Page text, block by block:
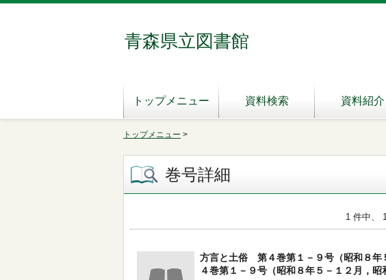
青森県立図書館
トップメニュー 資料検索 資料紹介
トップメニュー >
巻号詳細
1 件中、
方言と土俗 第４巻第１－９号（昭和８
４巻第１－９号（昭和８年５－１２月，昭